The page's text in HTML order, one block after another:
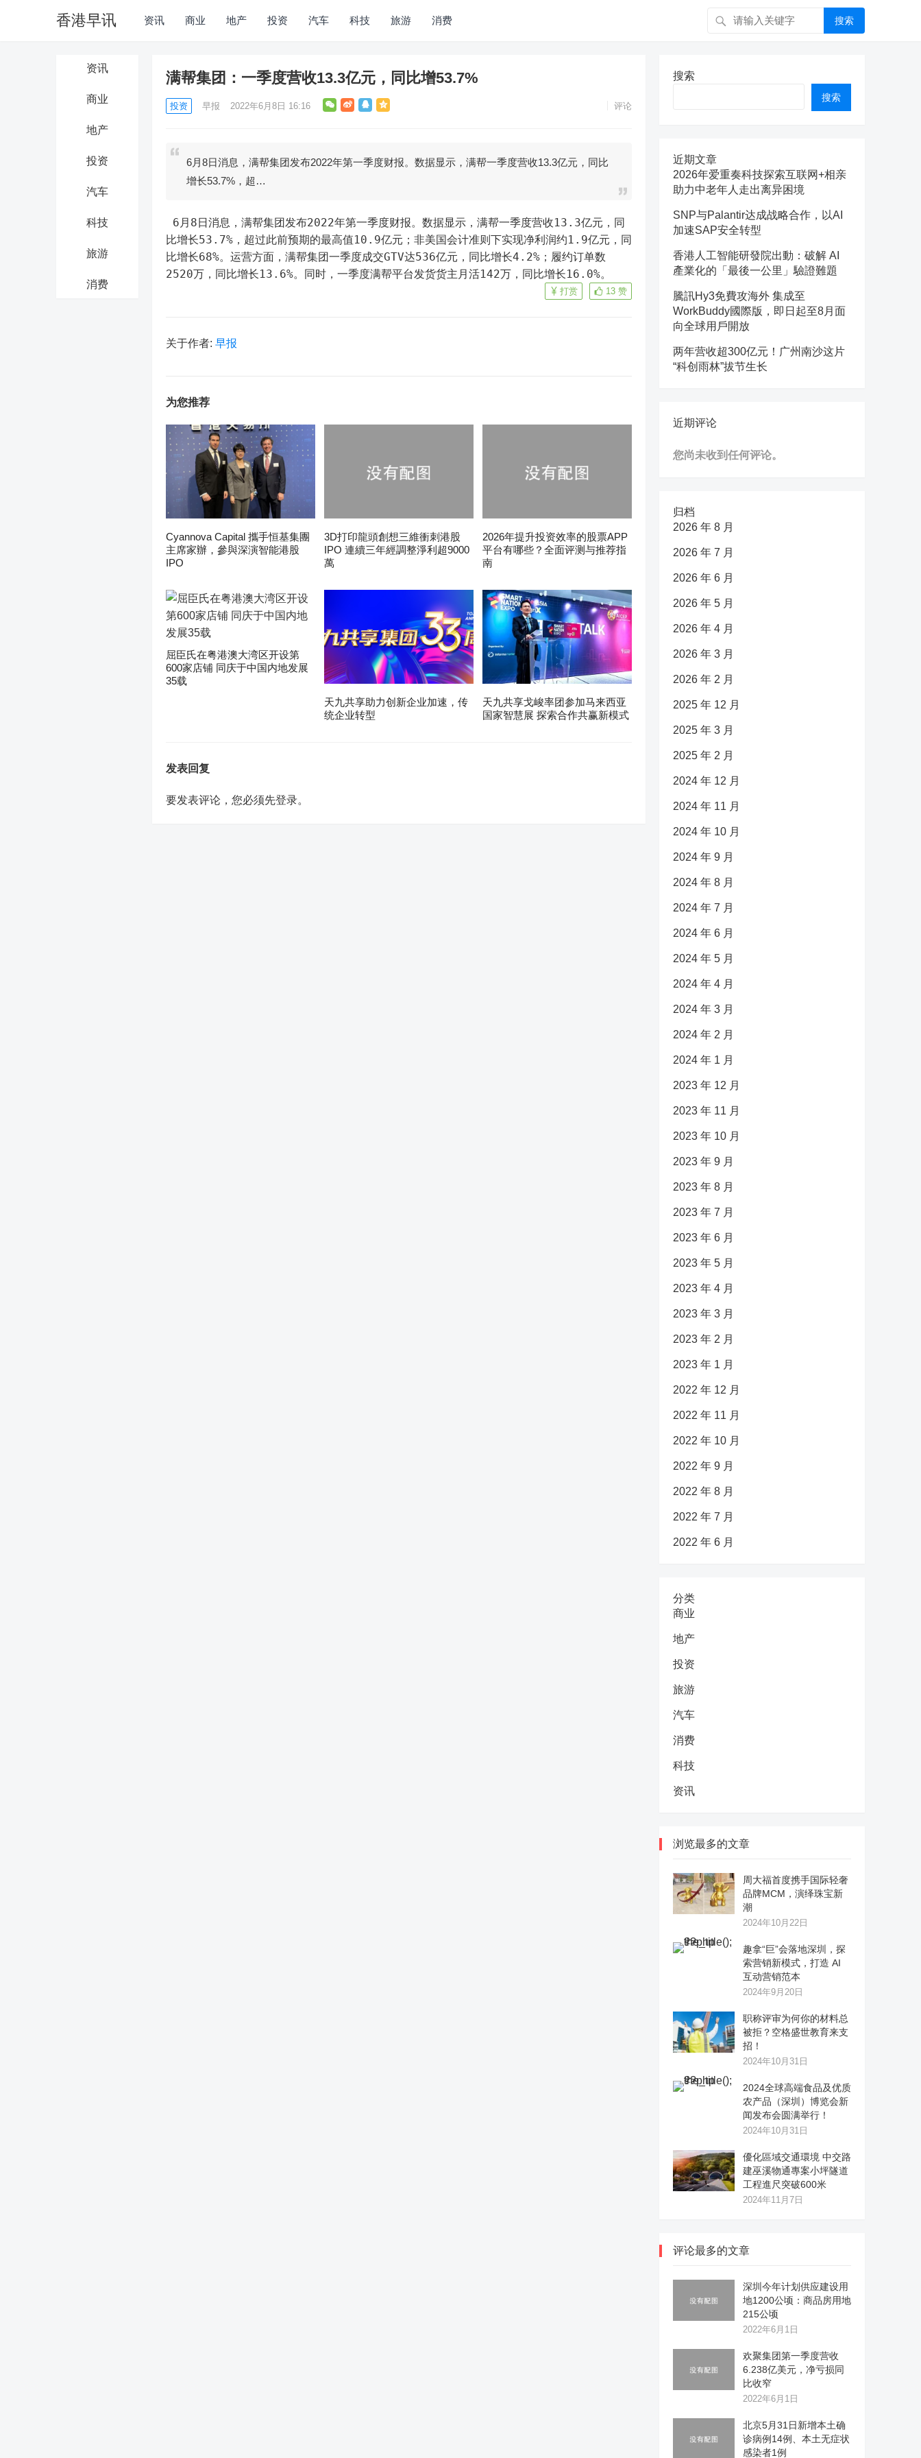
香港早讯 资讯 商业 地产 投资 汽车 科技 旅游 消费 搜索
资讯
商业
地产
投资
汽车
科技
旅游
消费
满帮集团：一季度营收13.3亿元，同比增53.7%
投资 早报 2022年6月8日 16:16 评论
6月8日消息，满帮集团发布2022年第一季度财报。数据显示，满帮一季度营收13.3亿元，同比
增长53.7%，超…
比增长53.7%，超过此前预期的最高值10.9亿元；非美国会计准则下实现净利润约1.9亿元，同
比增长68%。运营方面，满帮集团一季度成交GTV达536亿元，同比增长4.2%；履约订单数
2520万，同比增长13.6%。同时，一季度满帮平台发货货主月活142万，同比增长16.0%。
13 赞
打赏
关于作者: 早报
为您推荐
Cyannova Capital 攜手恒基集團
主席家辦，參與深演智能港股
IPO
3D打印龍頭創想三維衝刺港股
IPO 連續三年經調整淨利超9000
萬
2026年提升投资效率的股票APP
平台有哪些？全面评测与推荐指
南
屈臣氏在粤港澳大湾区开设第
600家店铺 同庆于中国内地发展
35载
天九共享助力创新企业加速，传
统企业转型
天九共享戈峻率团参加马来西亚
国家智慧展 探索合作共赢新模式
发表回复
要发表评论，您必须先登录。
搜索
搜索
近期文章
2026年爱重奏科技探索互联网+相亲
助力中老年人走出离异困境
SNP与Palantir达成战略合作，以AI
加速SAP安全转型
香港人工智能研發院出動：破解 AI
產業化的「最後一公里」驗證難題
騰訊Hy3免費攻海外 集成至
WorkBuddy國際版，即日起至8月面
向全球用戶開放
两年营收超300亿元！广州南沙这片
“科创雨林”拔节生长
近期评论
您尚未收到任何评论。
归档
2026 年 8 月
2026 年 7 月
2026 年 6 月
2026 年 5 月
2026 年 4 月
2026 年 3 月
2026 年 2 月
2025 年 12 月
2025 年 3 月
2025 年 2 月
2024 年 12 月
2024 年 11 月
2024 年 10 月
2024 年 9 月
2024 年 8 月
2024 年 7 月
2024 年 6 月
2024 年 5 月
2024 年 4 月
2024 年 3 月
2024 年 2 月
2024 年 1 月
2023 年 12 月
2023 年 11 月
2023 年 10 月
2023 年 9 月
2023 年 8 月
2023 年 7 月
2023 年 6 月
2023 年 5 月
2023 年 4 月
2023 年 3 月
2023 年 2 月
2023 年 1 月
2022 年 12 月
2022 年 11 月
2022 年 10 月
2022 年 9 月
2022 年 8 月
2022 年 7 月
2022 年 6 月
分类
商业
地产
投资
旅游
汽车
消费
科技
资讯
浏览最多的文章
周大福首度携手国际轻奢
品牌MCM，演绎珠宝新
潮
2024年10月22日
趣拿“巨”会落地深圳，探
索营销新模式，打造 AI
互动营销范本
2024年9月20日
职称评审为何你的材料总
被拒？空格盛世教育来支
招！
2024年10月31日
2024全球高端食品及优质
农产品（深圳）博览会新
闻发布会圆满举行！
2024年10月31日
優化區域交通環境 中交路
建巫溪物通專案小坪隧道
工程進尺突破600米
2024年11月7日
评论最多的文章
深圳今年计划供应建设用
地1200公顷：商品房用地
215公顷
2022年6月1日
欢聚集团第一季度营收
6.238亿美元，净亏损同
比收窄
2022年6月1日
北京5月31日新增本土确
诊病例14例、本土无症状
感染者1例